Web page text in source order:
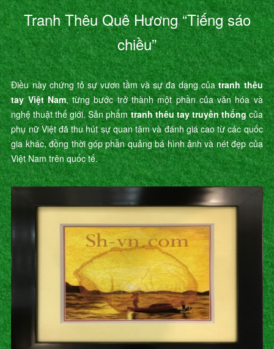
Tranh Thêu Quê Hương “Tiếng sáo
chiều”
Điều này chứng tỏ sự vươn tầm và sự đa dạng củatranh thêu
tay Việt Nam, từng bước trở thành một phần của văn hóa và
nghệ thuật thế giới. Sản phẩmtranh thêu tay truyền thốngcủa
phụ nữ Việt đã thu hút sự quan tâm và đánh giá cao từ các quốc
gia khác, đồng thời góp phần quảng bá hình ảnh và nét đẹp của
Việt Nam trên quốc tế.